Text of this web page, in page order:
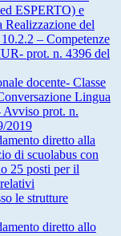
ESPERTO) e
Realizzazione del
– Competenze
prot. n. 4396 del
docente- Classe
Lingua
prot. n.
2019
diretto alla
di scuolabus con
25 posti per il
le strutture
diretto allo